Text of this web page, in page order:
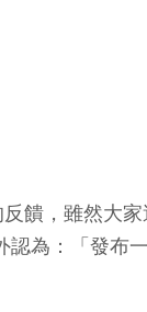
饋，雖然大
為：「發